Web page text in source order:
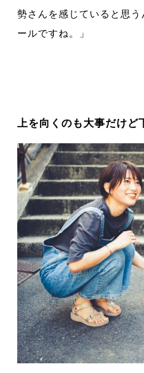
勢さんを感じていると思
ールですね。」
上を向くのも大事だけど